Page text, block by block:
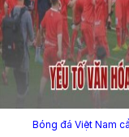
Bóng đá Việt Nam